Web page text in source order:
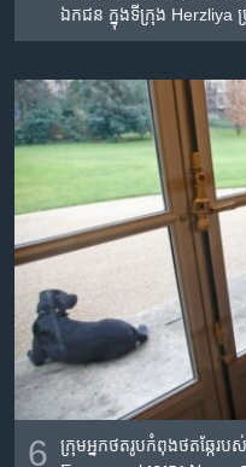
ឯកជន​​ ក្នុង​ទីក្រុង Herzliya
6
ក្រុម​អ្នក​ថត​រូប​កំពុង​ថត​ឆ្កែ​រប